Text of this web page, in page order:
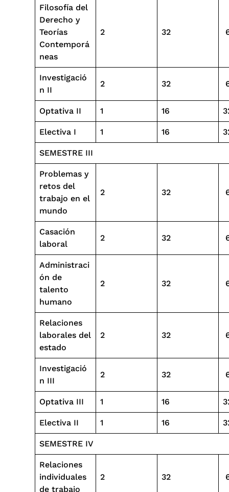
Filosofía del
Derecho y
Teorías
Contemporá
neas
2 32
Investigació
n II
2 32
Optativa II 1 16
Electiva I 1 16
SEMESTRE III
Problemas y
retos del
trabajo en el
mundo
2 32
Casación
laboral
2 32
Administraci
ón de
talento
humano
2 32
Relaciones
laborales del
estado
2 32
Investigació
n III
2 32
Optativa III 1 16
Electiva II 1 16
SEMESTRE IV
Relaciones
individuales
de trabajo
2 32